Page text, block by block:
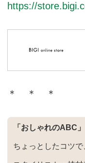
https://
＊ ＊ ＊
「おしゃれのABC
ちょっとしたコツで